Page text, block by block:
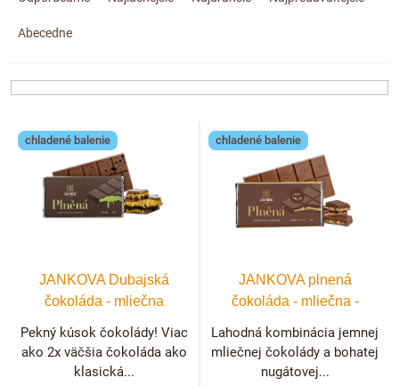
n
i
p
Abecedne
V chladené balenie
JANKOVA Dubajská
čokoláda - mliečna
Pekný kúsok čokolády! Viac
ako 2x väčšia čokoláda ako
klasická...
chladené balenie
JANKOVA plnená
čokoláda - mliečna -
Lahodná kombinácia jemnej
mliečnej čokolády a bohatej
nugátovej...